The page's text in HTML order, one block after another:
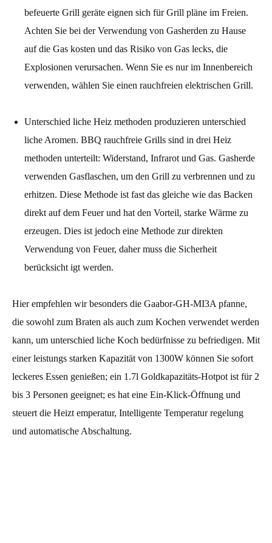
befeuerte Grill geräte eignen sich für Grill pläne im Freien.
Achten Sie bei der Verwendung von Gasherden zu Hause
auf die Gas kosten und das Risiko von Gas lecks, die
Explosionen verursachen. Wenn Sie es nur im Innenbereich
verwenden, wählen Sie einen rauchfreien elektrischen Grill.
Unterschied liche Heiz methoden produzieren unterschied
liche Aromen. BBQ rauchfreie Grills sind in drei Heiz
methoden unterteilt: Widerstand, Infrarot und Gas. Gasherde
verwenden Gasflaschen, um den Grill zu verbrennen und zu
erhitzen. Diese Methode ist fast das gleiche wie das Backen
direkt auf dem Feuer und hat den Vorteil, starke Wärme zu
erzeugen. Dies ist jedoch eine Methode zur direkten
Verwendung von Feuer, daher muss die Sicherheit
berücksicht igt werden.
Hier empfehlen wir besonders die Gaabor-GH-MI3A pfanne,
die sowohl zum Braten als auch zum Kochen verwendet werden
kann, um unterschied liche Koch bedürfnisse zu befriedigen. Mit
einer leistungs starken Kapazität von 1300W können Sie sofort
leckeres Essen genießen; ein 1.7l Goldkapazitäts-Hotpot ist für 2
bis 3 Personen geeignet; es hat eine Ein-Klick-Öffnung und
steuert die Heizt emperatur, Intelligente Temperatur regelung
und automatische Abschaltung.